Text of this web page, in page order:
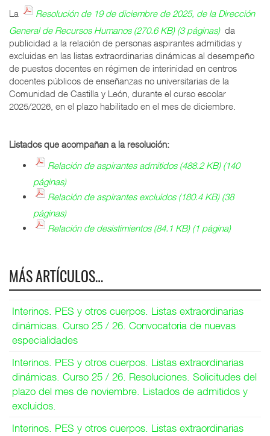
La
Resolución de 19 de diciembre de 2025, de la Dirección
General de Recursos Humanos (270.6 KB) (3 páginas) da
publicidad a la relación de personas aspirantes admitidas y
excluidas en las listas extraordinarias dinámicas al desempeño
de puestos docentes en régimen de interinidad en centros
docentes públicos de enseñanzas no universitarias de la
Comunidad de Castilla y León, durante el curso escolar
2025/2026, en el plazo habilitado en el mes de diciembre.
Listados que acompañan a la resolución:
Relación de aspirantes admitidos (488.2 KB) (140
páginas)
Relación de aspirantes excluidos (180.4 KB) (38
páginas)
Relación de desistimientos (84.1 KB) (1 página)
MÁS ARTÍCULOS…
Interinos. PES y otros cuerpos. Listas extraordinarias
dinámicas. Curso 25 / 26. Convocatoria de nuevas
especialidades
Interinos. PES y otros cuerpos. Listas extraordinarias
dinámicas. Curso 25 / 26. Resoluciones. Solicitudes del
plazo del mes de noviembre. Listados de admitidos y
excluidos.
Interinos. PES y otros cuerpos. Listas extraordinarias